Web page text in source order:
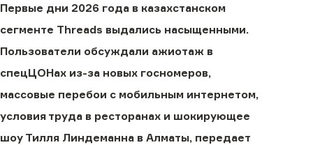
Первые дни 2026 года в казахстанском
сегменте Threads выдались насыщенными.
Пользователи обсуждали ажиотаж в
спецЦОНах из-за новых госномеров,
массовые перебои с мобильным интернетом,
условия труда в ресторанах и шокирующее
шоу Тилля Линдеманна в Алматы, передает